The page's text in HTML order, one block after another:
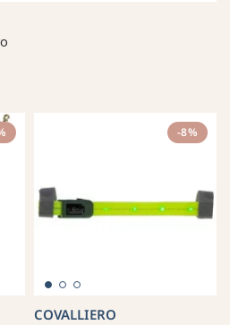
-8%
COVALLIERO